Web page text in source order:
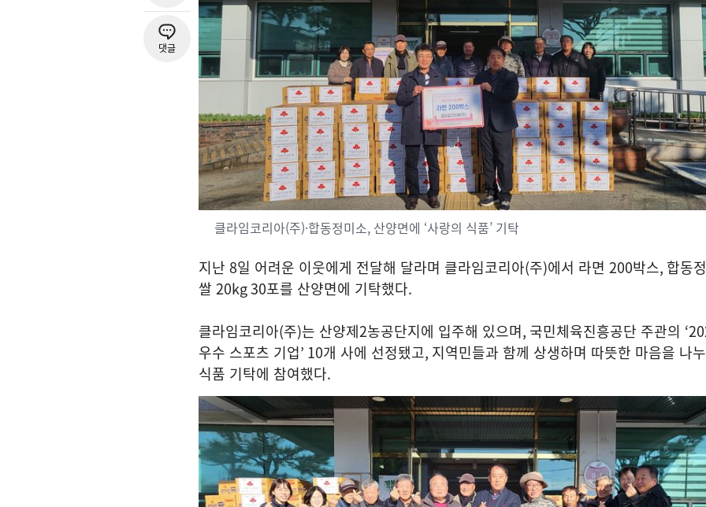
댓글
클라임코리아(주)·합동정미소, 산양면에 ‘사랑의 식품’ 기탁
지난 8일 어려운 이웃에게 전달해 달라며 클라임코리아(주)에서 라면 200박스, 합동
쌀 20kg 30포를 산양면에 기탁했다.
클라임코리아(주)는 산양제2농공단지에 입주해 있으며, 국민체육진흥공단 주관의
우수 스포츠 기업’ 10개 사에 선정됐고, 지역민들과 함께 상생하며 따뜻한 마음을 나
식품 기탁에 참여했다.